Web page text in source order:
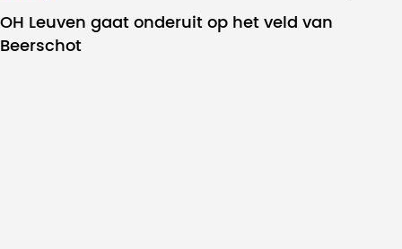
OH Leuven gaat onderuit op het veld van
Beerschot